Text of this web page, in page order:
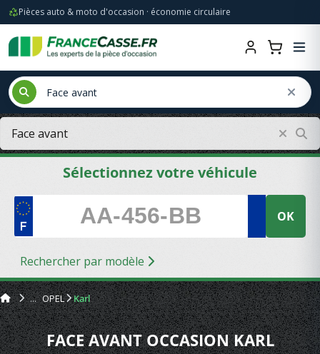
Pièces auto & moto d'occasion · économie circulaire
Sélectionnez votre véhicule
OK
Rechercher par modèle
OPEL Karl
FACE AVANT OCCASION KARL